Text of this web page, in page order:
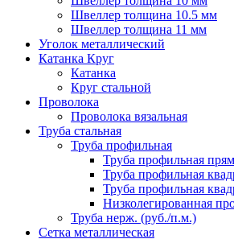
Швеллер толщина 10.5 мм
Швеллер толщина 11 мм
Уголок металлический
Катанка Круг
Катанка
Круг стальной
Проволока
Проволока вязальная
Труба стальная
Труба профильная
Труба профильная
Труба профильная
Труба профильная
Низколегированная
Труба нерж. (руб./п.м.)
Сетка металлическая